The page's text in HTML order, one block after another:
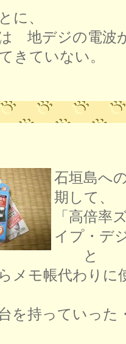
に、
地デジの電波
きていない。
石垣島へ
期して、
「高倍率
イプ・デ
と
らメモ帳代わり
持っていった